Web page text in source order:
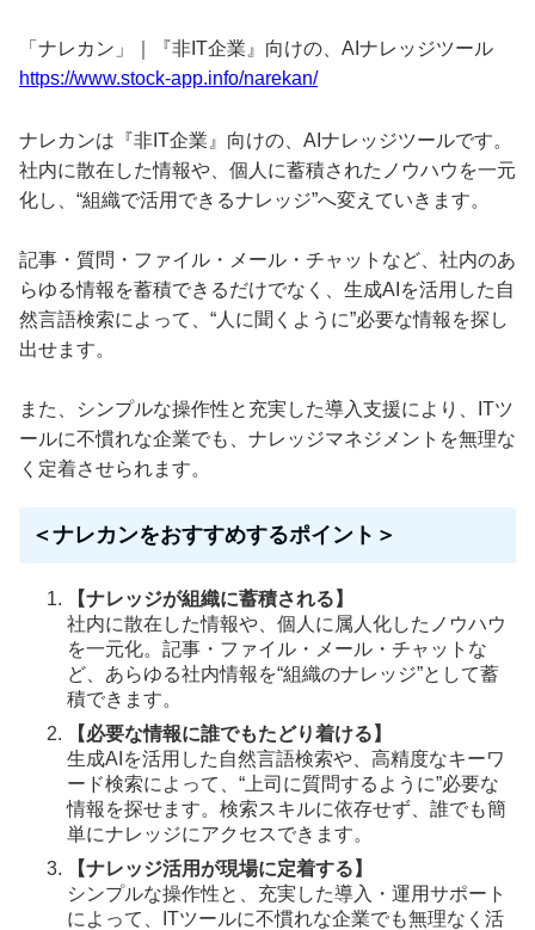
「ナレカン」｜『非IT企業』向けの、AIナレッジツール
https://www.stock-app.info/narekan/
ナレカンは『非IT企業』向けの、AIナレッジツールです。
社内に散在した情報や、個人に蓄積されたノウハウを一元
化し、“組織で活用できるナレッジ”へ変えていきます。
記事・質問・ファイル・メール・チャットなど、社内のあ
らゆる情報を蓄積できるだけでなく、生成AIを活用した自
然言語検索によって、“人に聞くように”必要な情報を探し
出せます。
また、シンプルな操作性と充実した導入支援により、ITツ
ールに不慣れな企業でも、ナレッジマネジメントを無理な
く定着させられます。
＜ナレカンをおすすめするポイント＞
【ナレッジが組織に蓄積される】
社内に散在した情報や、個人に属人化したノウハウ
を一元化。記事・ファイル・メール・チャットな
ど、あらゆる社内情報を“組織のナレッジ”として蓄
積できます。
【必要な情報に誰でもたどり着ける】
生成AIを活用した自然言語検索や、高精度なキーワ
ード検索によって、“上司に質問するように”必要な
情報を探せます。検索スキルに依存せず、誰でも簡
単にナレッジにアクセスできます。
【ナレッジ活用が現場に定着する】
シンプルな操作性と、充実した導入・運用サポート
によって、ITツールに不慣れな企業でも無理なく活